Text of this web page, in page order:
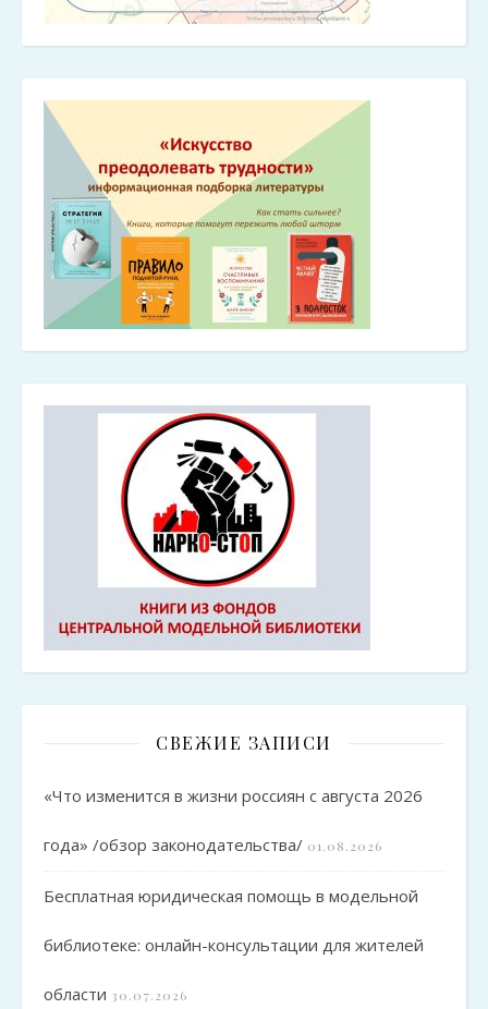
СВЕЖИЕ ЗАПИСИ
«Что изменится в жизни россиян с августа 2026
года» /обзор законодательства/ 01.08.2026
Бесплатная юридическая помощь в модельной
библиотеке: онлайн-консультации для жителей
области 30.07.2026